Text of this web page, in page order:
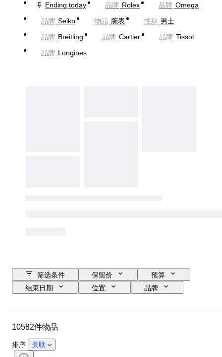
Ending today
品牌 Rolex 品牌 Omega
品牌 Seiko 物品 腕表 性别
男士
品牌 Breitling 品牌 Cartier 品牌 Tissot
品牌 Longines
筛选条件 保留价
预算
结束日期
位置
品牌
状态
课题
颜色
10582件物品
排序 关联